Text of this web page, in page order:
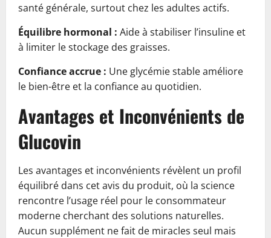
santé générale, surtout chez les adultes actifs.
Équilibre hormonal : Aide à stabiliser l’insuline et
à limiter le stockage des graisses.
Confiance accrue : Une glycémie stable améliore
le bien-être et la confiance au quotidien.
Avantages et Inconvénients de
Glucovin
Les avantages et inconvénients révèlent un profil
équilibré dans cet avis du produit, où la science
rencontre l’usage réel pour le consommateur
moderne cherchant des solutions naturelles.
Aucun supplément ne fait de miracles seul mais